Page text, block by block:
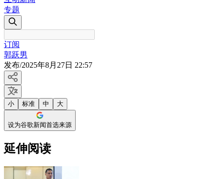
专题
订阅
郭跃男
发布/2025年8月27日 22:57
小 标准 中 大
设为谷歌新闻首选来源
延伸阅读